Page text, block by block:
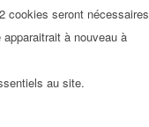
cookies seront nécessaires
à nouveau à
au site.